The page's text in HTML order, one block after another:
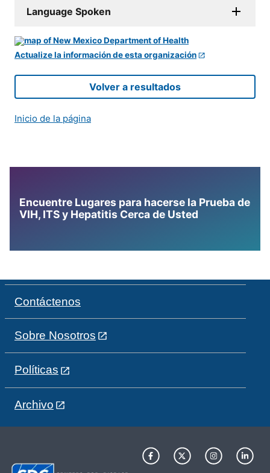
Language Spoken
Actualize la información de esta organización
Volver a resultados
Inicio de la página
Encuentre Lugares para hacerse la Prueba de
VIH, ITS y Hepatitis Cerca de Usted
Contáctenos
Sobre Nosotros
Políticas
Archivo